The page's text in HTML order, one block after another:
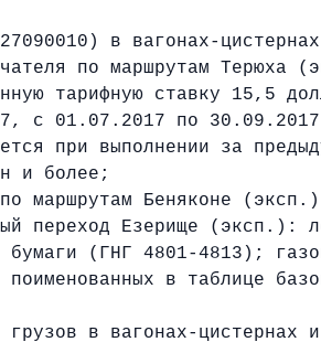
в вагонах-
по маршрутам
тарифную ставку 15,5
с 01.07.2017 по
при выполнении за
и более;
маршрутам Беняконе
переход Езерище (эксп.):
(ГНГ 4801-4813);
в таблице
в вагонах-цистернах